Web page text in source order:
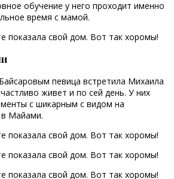
обучение у него проходит именно
время с мамой.
певица встретила Михаила
живет и по сей день. У них
с шикарным с видом на
в Майами.